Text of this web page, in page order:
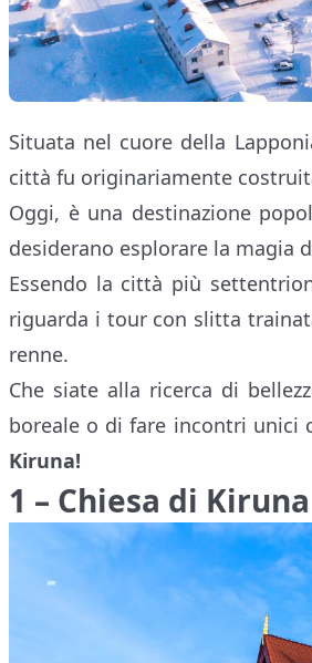
Situata nel cuore della
città fu originariamente
Oggi, è una destinazione
desiderano esplorare la magia
Essendo la città più
riguarda i tour con slitta
renne.
Che siate alla ricerca di
boreale o di fare incontri unici
Kiruna!
1 – Chiesa di Kiruna